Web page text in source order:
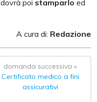
dovrà poi stamparlo ed
A cura di: Redazione
domanda successiva »
Certificato medico a fini
assicurativi